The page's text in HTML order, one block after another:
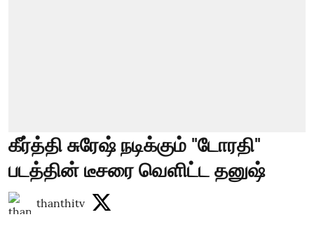
கீர்த்தி சுரேஷ் நடிக்கும் "டோரதி"
படத்தின் டீசரை வெளிட்ட தனுஷ்
thanthitv